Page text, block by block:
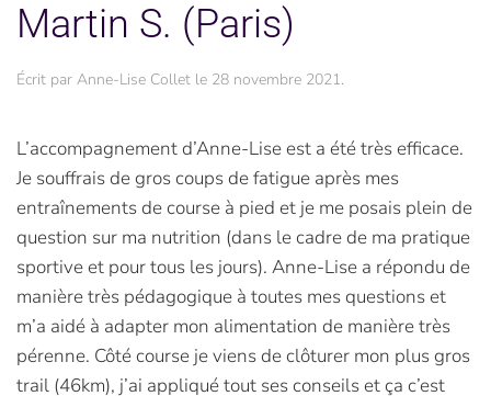
Martin S. (Paris)
Écrit par Anne-Lise Collet le 28 novembre 2021.
L’accompagnement d’Anne-Lise est a été très efficace.
Je souffrais de gros coups de fatigue après mes
entraînements de course à pied et je me posais plein de
question sur ma nutrition (dans le cadre de ma pratique
sportive et pour tous les jours). Anne-Lise a répondu de
manière très pédagogique à toutes mes questions et
m’a aidé à adapter mon alimentation de manière très
pérenne. Côté course je viens de clôturer mon plus gros
trail (46km), j’ai appliqué tout ses conseils et ça c’est